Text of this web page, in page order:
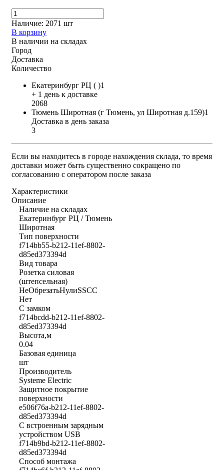
Наличие: 2071 шт
В корзину
В наличии на складах
Город
Доставка
Количество
Екатеринбург РЦ ( )1
+ 1 день к доставке
2068
Тюмень Широтная (г Тюмень, ул Широтная д.159)1
Доставка в день заказа
3
Если вы находитесь в городе нахождения склада, то время
доставки может быть существенно сокращено по
согласованию с оператором после заказа
Характеристики
Описание
Наличие на складах
Екатеринбург РЦ / Тюмень
Широтная
Тип поверхности
f714bb55-b212-11ef-8802-
d85ed373394d
Вид товара
Розетка силовая
(штепсельная)
НеОбрезатьНулиSSCC
Нет
С замком
f714bcdd-b212-11ef-8802-
d85ed373394d
Высота,м
0.04
Базовая единица
шт
Производитель
Systeme Electric
Защитное покрытие
поверхности
e506f76a-b212-11ef-8802-
d85ed373394d
С встроенным зарядным
устройством USB
f714b9bd-b212-11ef-8802-
d85ed373394d
Способ монтажа